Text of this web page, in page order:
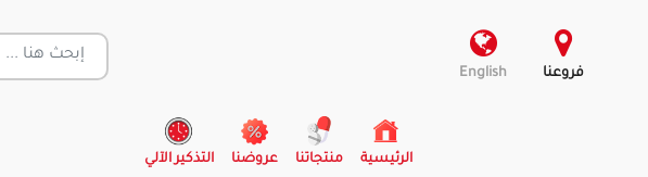
فروعنا English
الرئيسية
(current) منتجاتنا عروضنا التذكير الآلي